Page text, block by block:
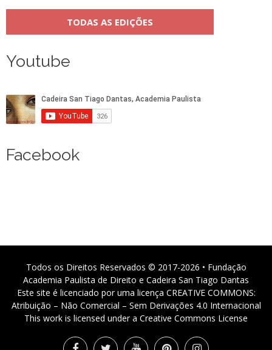
TODAS AS EDIÇÕES
Youtube
Facebook
Todos os Direitos Reservados © 2017-2026 • Fundação
Academia Paulista de Direito e Cadeira San Tiago Dantas
Este site é licenciado por uma licença CREATIVE COMMONS:
Atribuição – Não Comercial – Sem Derivações 4.0 Internacional
This work is licensed under a Creative Commons License